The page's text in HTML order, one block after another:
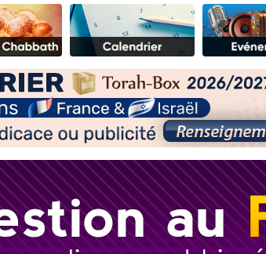
viennent de nous rejoindre sur WhatsApp
viennent de faire un don pour Sauvez la jambe
49 places pour étudier en groupe sur Zoom
musiques dans Torah-Box Music
viennent de nous rejoindre sur WhatsApp
viennent de nous rejoindre sur WhatsApp
viennent de nous rejoindre sur WhatsApp
musiques dans Torah-Box Music
viennent de faire un don pour Tsédaka : pauvres
émission radio : Visions de grandeur n°104 : Le